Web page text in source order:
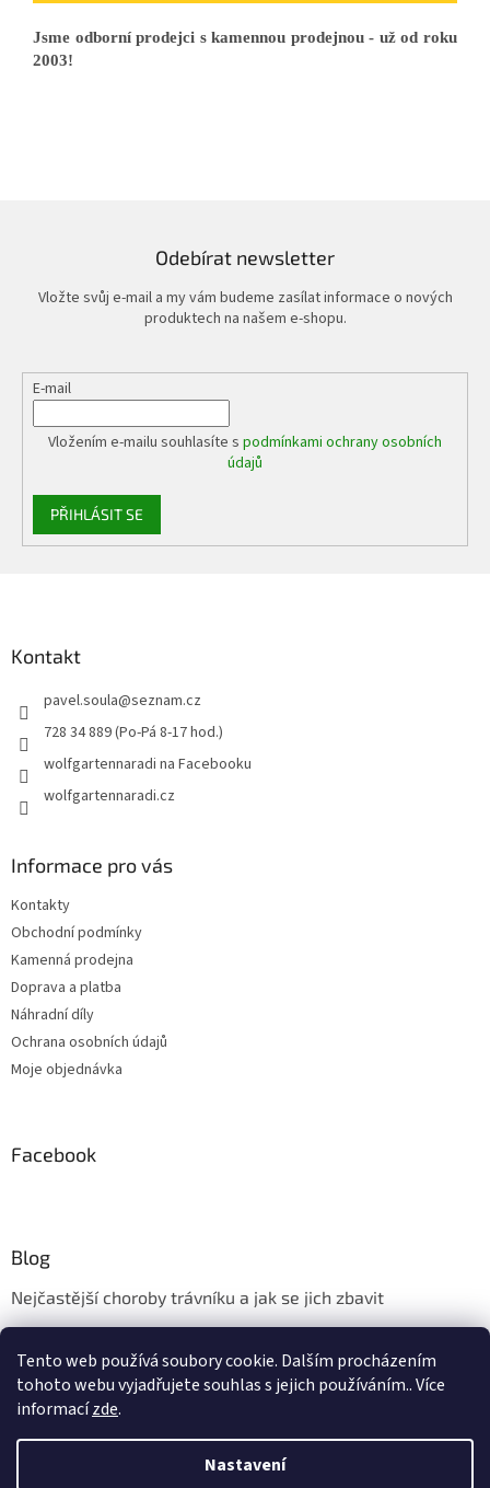
Tento web používá soubory cookie. Dalším procházením
tohoto webu vyjadřujete souhlas s jejich používáním.. Více
informacízde.
Nastavení
Jsme odborní prodejci s kamennou prodejnou - už od roku
2003!
Odebírat newsletter
Vložte svůj e-mail a my vám budeme zasílat informace o nových
produktech na našem e-shopu.
E-mail
Vložením e-mailu souhlasíte s podmínkami ochrany osobních
údajů
PŘIHLÁSIT SE
Kontakt
pavel.soula@seznam.cz
728 34 889 (Po-Pá 8-17 hod.)
wolfgartennaradi na Facebooku
wolfgartennaradi.cz
Informace pro vás
Kontakty
Obchodní podmínky
Kamenná prodejna
Doprava a platba
Náhradní díly
Ochrana osobních údajů
Moje objednávka
Facebook
Blog
Nejčastější choroby trávníku a jak se jich zbavit
Údržba trávníku v měsíci květnu
Vytvořil Shoptet